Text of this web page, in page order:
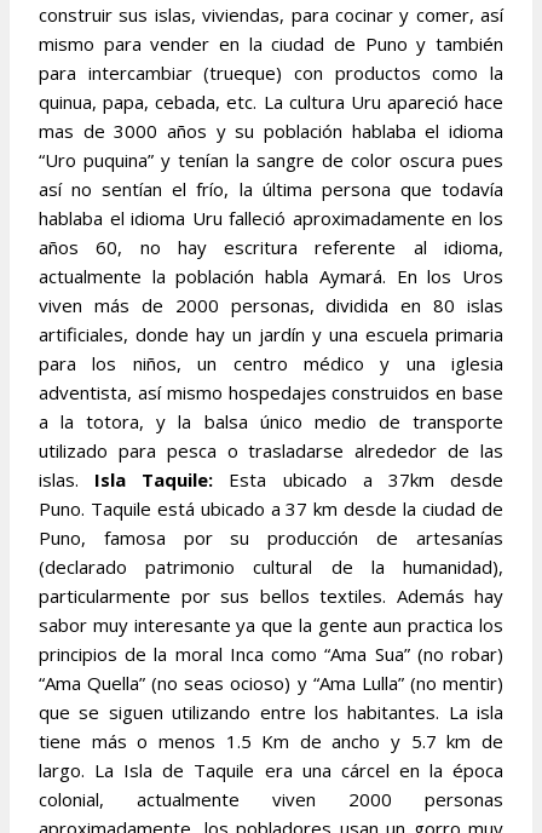
construir sus islas, viviendas, para cocinar y comer, así
mismo para vender en la ciudad de Puno y también
para intercambiar (trueque) con productos como la
quinua, papa, cebada, etc. La cultura Uru apareció hace
mas de 3000 años y su población hablaba el idioma
“Uro puquina” y tenían la sangre de color oscura pues
así no sentían el frío, la última persona que todavía
hablaba el idioma Uru falleció aproximadamente en los
años 60, no hay escritura referente al idioma,
actualmente la población habla Aymará. En los Uros
viven más de 2000 personas, dividida en 80 islas
artificiales, donde hay un jardín y una escuela primaria
para los niños, un centro médico y una iglesia
adventista, así mismo hospedajes construidos en base
a la totora, y la balsa único medio de transporte
utilizado para pesca o trasladarse alrededor de las
islas. Isla Taquile: Esta ubicado a 37km desde
Puno. Taquile está ubicado a 37 km desde la ciudad de
Puno, famosa por su producción de artesanías
(declarado patrimonio cultural de la humanidad),
particularmente por sus bellos textiles. Además hay
sabor muy interesante ya que la gente aun practica los
principios de la moral Inca como “Ama Sua” (no robar)
“Ama Quella” (no seas ocioso) y “Ama Lulla” (no mentir)
que se siguen utilizando entre los habitantes. La isla
tiene más o menos 1.5 Km de ancho y 5.7 km de
largo. La Isla de Taquile era una cárcel en la época
colonial, actualmente viven 2000 personas